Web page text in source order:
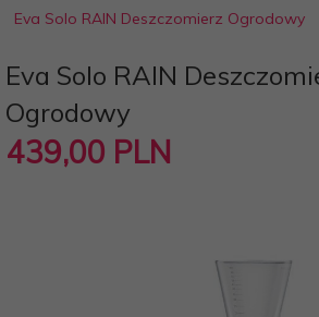
Eva Solo RAIN Deszczomierz Ogrodowy
Eva Solo RAIN
Ogrodowy
439,00 PLN